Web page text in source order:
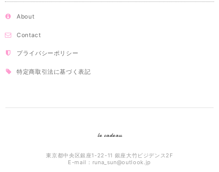
About
Contact
プライバシーポリシー
特定商取引法に基づく表記
le cadeau
東京都中央区銀座1-22-11 銀座大竹ビジデンス2F
E-mail： runa_sun@outlook.jp